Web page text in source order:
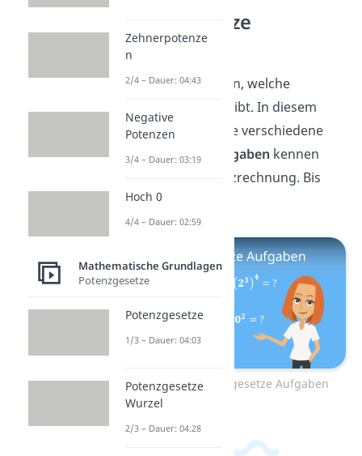
Potenzgesetze
Aufgaben
Super! Du weißt nun, welche
es gibt. In diesem
Videolernst du viele verschiedene
Potenzgesetze Aufgaben kennen
und übst die Potenzrechnung. Bis
gleich!
Zum Video: Potenzgesetze Aufgaben
Zehnerpotenze
n
2/4 – Dauer: 04:43
Negative
Potenzen
3/4 – Dauer: 03:19
Hoch 0
4/4 – Dauer: 02:59
Mathematische Grundlagen
Potenzgesetze
Potenzgesetze
1/3 – Dauer: 04:03
Potenzgesetze
Wurzel
2/3 – Dauer: 04:28